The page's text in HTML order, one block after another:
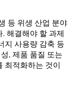
등 위생 산업 분야
해결해야 할 과제
지 사용량 감축 등
, 제품 품질 또는
최적화하는 것이